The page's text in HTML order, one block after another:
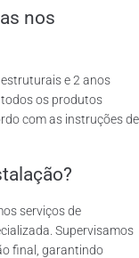
nos
e 2 anos
os produtos
com as instruções de
serviços de
Supervisamos
final, garantindo